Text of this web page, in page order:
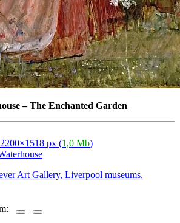
–The Enchanted Garden
2200×1518 px (1,0 Mb)
Art Gallery, Liverpool museums,